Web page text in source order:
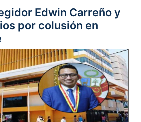
Edwin Carreño y
por colusión en